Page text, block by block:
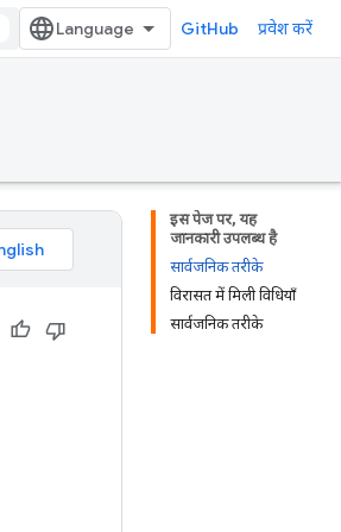
GitHub प्रवेश करें
इस पेज पर, यह
जानकारी उपलब्ध है
सार्वजनिक तरीके
विरासत में मिली विधियाँ
सार्वजनिक तरीके